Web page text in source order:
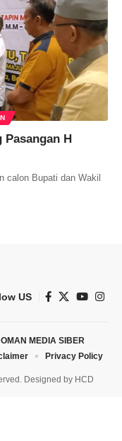
H
calon Bupati dan Wakil
US
Designed by HCD
MEDIA SIBER
Privacy Policy